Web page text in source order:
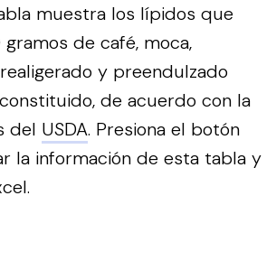
muestra los lípidos que
de café, moca,
y preendulzado
de acuerdo con la
del USDA. Presiona el botón
la información de esta tabla y